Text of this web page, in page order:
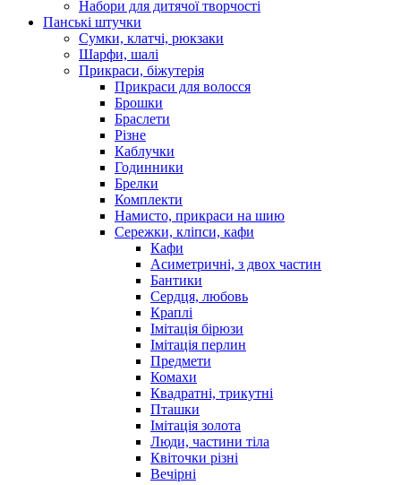
Набори для дитячої творчості
Панські штучки
Сумки, клатчі, рюкзаки
Шарфи, шалі
Прикраси, біжутерія
Прикраси для волосся
Брошки
Браслети
Різне
Каблучки
Годинники
Брелки
Комплекти
Намисто, прикраси на шию
Сережки, кліпси, кафи
Кафи
Асиметричні, з двох частин
Бантики
Сердця, любовь
Краплі
Імітація бірюзи
Імітація перлин
Предмети
Комахи
Квадратні, трикутні
Пташки
Імітація золота
Люди, частини тіла
Квіточки різні
Вечірні